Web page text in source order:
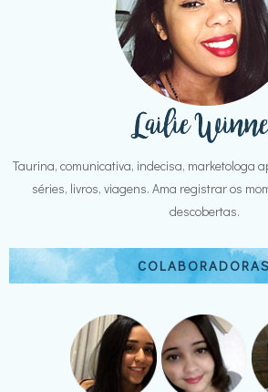
Taurina, comunicativa, indecisa, marketologa
séries, livros, viagens. Ama registrar os
descobertas.